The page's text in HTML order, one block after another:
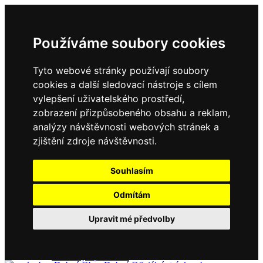
Používáme soubory cookies
Tyto webové stránky používají soubory
cookies a další sledovací nástroje s cílem
vylepšení uživatelského prostředí,
zobrazení přizpůsobeného obsahu a reklam,
analýzy návštěvnosti webových stránek a
zjištění zdroje návštěvnosti.
Souhlasím
Odmítám
Upravit mé předvolby
Domů
Kontakty
Úřední deska
Vyhlášky
Složení zastupitelstva